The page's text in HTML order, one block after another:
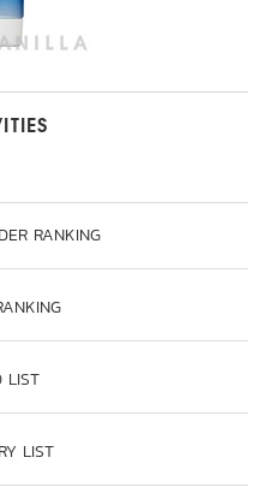
RANKING
LIST
LIST